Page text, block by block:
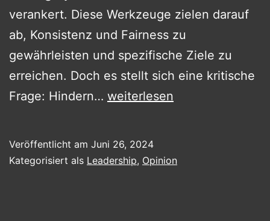
verankert. Diese Werkzeuge zielen darauf
ab, Konsistenz und Fairness zu
gewährleisten und spezifische Ziele zu
erreichen. Doch es stellt sich eine kritische
Frage: Hindern… We
win
weiterlesen
Veröffentlicht am Juni 26, 2024
Kategorisiert als Leadership, Opinion